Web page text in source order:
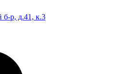
б-р, д.41, к.3